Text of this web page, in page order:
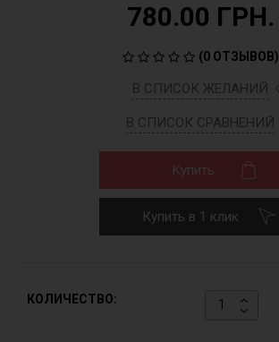
780.00 ГРН.
(0 ОТЗЫВОВ)
В СПИСОК ЖЕЛАНИЙ
В СПИСОК СРАВНЕНИЙ
Купить
Купить в 1 клик
КОЛИЧЕСТВО: